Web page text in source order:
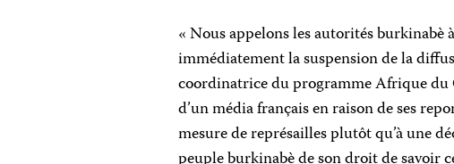
« Nous appelons les autorités
immédiatement la suspension de la
coordinatrice du programme Afrique du
d’un média français en raison de ses
mesure de représailles plutôt qu’à une